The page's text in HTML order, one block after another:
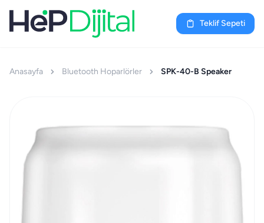
Teklif Sepeti
Anasayfa Bluetooth Hoparlörler SPK-40-B Speaker